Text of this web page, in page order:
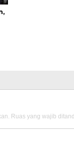
Ruas yang wajib